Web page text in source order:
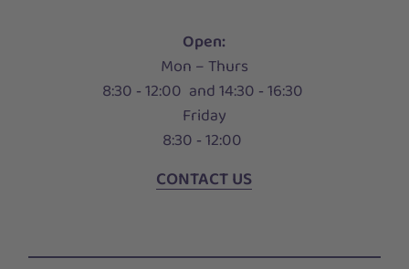
Open:
Mon – Thurs
8:30 ‑ 12:00 and 14:30 ‑ 16:30
Friday
8:30 ‑ 12:00
CONTACT US